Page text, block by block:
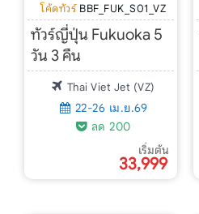
โค้ดทัวร์ BBF_FUK_S01_VZ
ทัวร์ญี่ปุ่น Fukuoka 5
วัน 3 คืน
Thai Viet Jet (VZ)
22-26 เม.ย.69
ลด 200
เริ่มต้น
33,999